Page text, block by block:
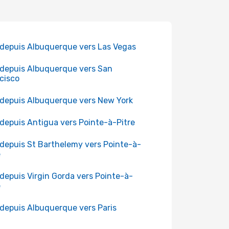
Albuquerque vers Las Vegas
Albuquerque vers San
Albuquerque vers New York
Antigua vers Pointe-à-Pitre
St Barthelemy vers Pointe-à-
Virgin Gorda vers Pointe-à-
Albuquerque vers Paris